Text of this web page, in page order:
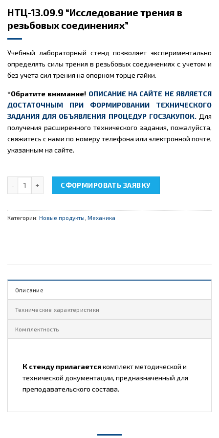
НТЦ-13.09.9 “Исследование трения в
резьбовых соединениях”
Учебный лабораторный стенд позволяет экспериментально
определять силы трения в резьбовых соединениях с учетом и
без учета сил трения на опорном торце гайки.
*Обратите внимание! ОПИСАНИЕ НА САЙТЕ НЕ ЯВЛЯЕТСЯ
ДОСТАТОЧНЫМ ПРИ ФОРМИРОВАНИИ ТЕХНИЧЕСКОГО
ЗАДАНИЯ ДЛЯ ОБЪЯВЛЕНИЯ ПРОЦЕДУР ГОСЗАКУПОК. Для
получения расширенного технического задания, пожалуйста,
свяжитесь с нами по номеру телефона или электронной почте,
указанным на сайте.
Количество товара НТЦ-13.09.9 "Исследование трения в
СФОРМИРОВАТЬ ЗАЯВКУ
Категории: Новые продукты Механика
Описание
Технические характеристики
Комплектность
К стенду прилагаетсякомплект методической и
технической документации, предназначенный для
преподавательского состава.